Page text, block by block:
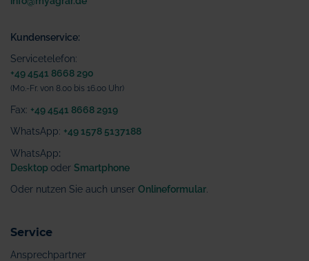
Kundenservice:
Servicetelefon:
+49 4541 8668 290
(Mo.-Fr. von 8.00 bis 16.00 Uhr)
Fax: +49 4541 8668 2919
WhatsApp: +49 1578 5137188
WhatsApp:
Desktop oder Smartphone
Oder nutzen Sie auch unser Onlineformular
Service
Ansprechpartner